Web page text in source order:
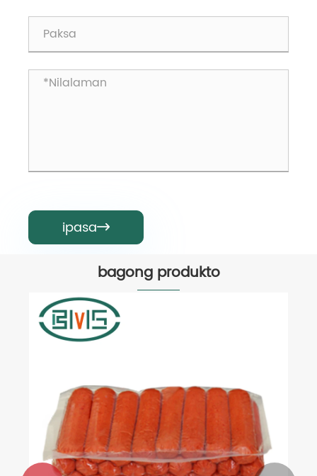
ipasa
bagong produkto